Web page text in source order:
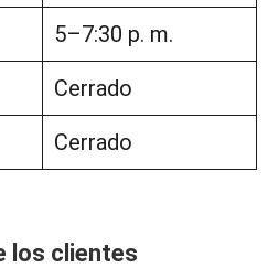
5–7:30 p. m.
Cerrado
Cerrado
los clientes